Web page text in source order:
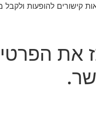
להופעות ולקבל
את